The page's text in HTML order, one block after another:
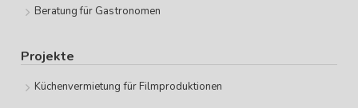
Beratung für Gastronomen
Projekte
Küchenvermietung für Filmproduktionen